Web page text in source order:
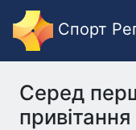
Спорт
Серед